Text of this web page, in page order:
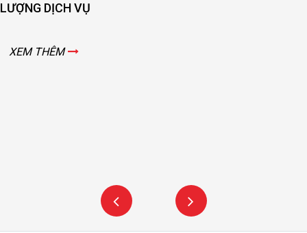
ĐỘNG HÓA LẦN THỨ 15 CÙNG ĐẠI KINH BẮC